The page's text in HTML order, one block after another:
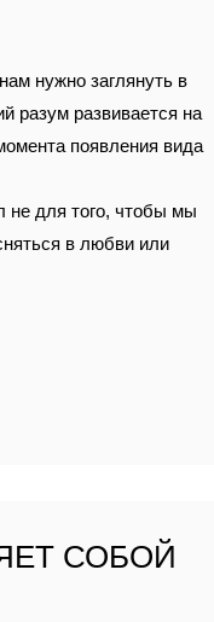
нужно заглянуть в
разум развивается на
появления вида
не для того, чтобы мы
в любви или
СОБОЙ